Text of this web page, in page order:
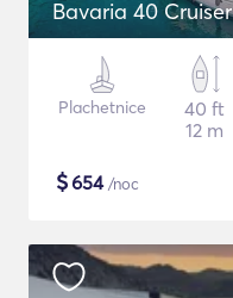
Bavaria 40 Cruiser
Plachetnice
40 ft
12 m
$654/noc